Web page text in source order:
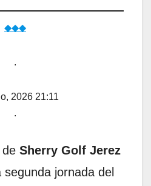
◆◆◆
.
2026 21:11
.
de Sherry Golf Jerez
segunda jornada del